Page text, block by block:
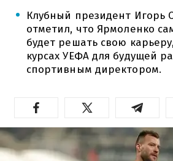
Клубный президент Игорь
отметил, что Ярмоленко
будет решать свою
курсах УЕФА для будущей
спортивным директором.